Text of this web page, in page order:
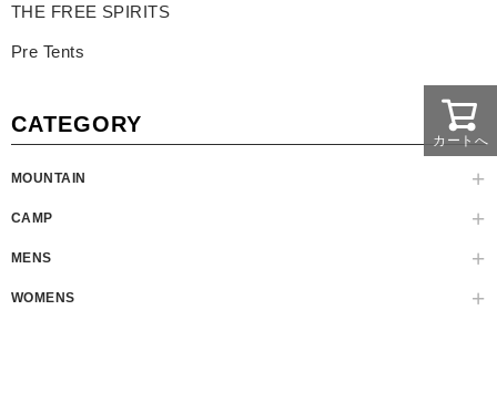
THE FREE SPIRITS
Pre Tents
CATEGORY
MOUNTAIN
CAMP
MENS
WOMENS
カートへ